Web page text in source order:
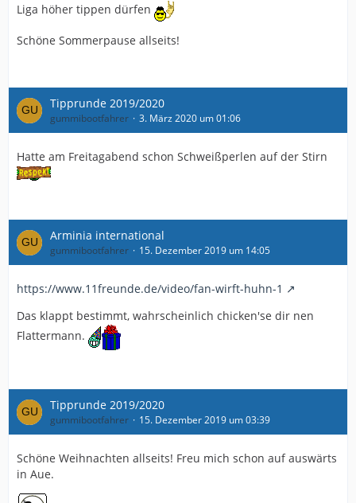
Liga höher tippen dürfen
Schöne Sommerpause allseits!
Tipprunde 2019/2020
gummibootfahrer 3. März 2020 um 01:06
Hatte am Freitagabend schon Schweißperlen auf der Stirn
Arminia international
gummibootfahrer 15. Dezember 2019 um 14:05
https://www.11freunde.de/video/fan-wirft-huhn-1
Das klappt bestimmt, wahrscheinlich chicken'se dir nen
Flattermann.
Tipprunde 2019/2020
gummibootfahrer 15. Dezember 2019 um 03:39
Schöne Weihnachten allseits! Freu mich schon auf auswärts
in Aue.